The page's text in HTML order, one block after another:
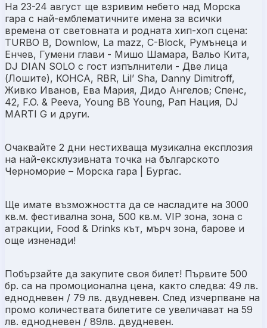
На 23-24 август ще взривим небето над Морска
гара с най-емблематичните имена за всички
времена от световната и родната хип-хоп сцена:
TURBO B, Downlow, La mazz, C-Block, Румънеца и
Енчев, Гумени глави - Мишо Шамара, Вальо Кита,
DJ DIAN SOLO с гост изпълнители - Две лица
(Лошите), КОНСА, RBR, Lil’ Sha, Danny Dimitroff,
Живко Иванов, Ева Мария, Дидо Ангелов; Спенс,
42, F.O. & Peeva, Young BB Young, Рап Нация, DJ
MARTI G и други.
Очаквайте 2 дни нестихваща музикална експлозия
на най-ексклузивната точка на българското
Черноморие – Морска гара | Бургас.
Ще имате възможността да се насладите на 3000
кв.м. фестивална зона, 500 кв.м. VIP зона, зона с
атракции, Food & Drinks кът, мърч зона, барове и
още изненади!
Побързайте да закупите своя билет! Първите 500
бр. са на промоционална цена, както следва: 49 лв.
еднодневен / 79 лв. двудневен. След изчерпване на
промо количествата билетите се увеличават на 59
лв. еднодневен / 89лв. двудневен.